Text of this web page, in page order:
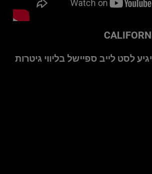
לסט לייב ספיישל בליווי גיטרות